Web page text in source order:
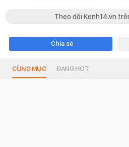
Theo dõi Kenh14.vn
Chia sẻ
CÙNG MỤC ĐANG HOT